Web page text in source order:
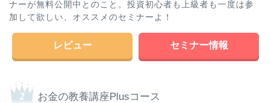
ナーが無料公開中とのこと。投資初心者も上級者も一度は参
加して欲しい、オススメのセミナーよ！
レビュー セミナー情報
お金の教養講座Plusコース